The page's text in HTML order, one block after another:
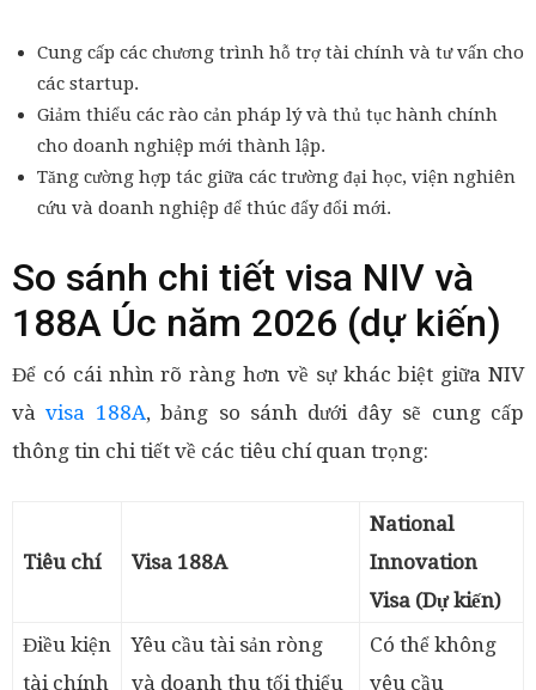
Cung cấp các chương trình hỗ trợ tài chính và tư vấn cho
các startup.
Giảm thiểu các rào cản pháp lý và thủ tục hành chính
cho doanh nghiệp mới thành lập.
Tăng cường hợp tác giữa các trường đại học, viện nghiên
cứu và doanh nghiệp để thúc đẩy đổi mới.
So sánh chi tiết visa NIV và
188A Úc năm 2026 (dự kiến)
Để có cái nhìn rõ ràng hơn về sự khác biệt giữa NIV
vàvisa 188A, bảng so sánh dưới đây sẽ cung cấp
thông tin chi tiết về các tiêu chí quan trọng:
Tiêu chí Visa 188A
National
Innovation
Visa (Dự kiến)
Điều kiện
tài chính
Yêu cầu tài sản ròng
và doanh thu tối thiểu
Có thể không
yêu cầu